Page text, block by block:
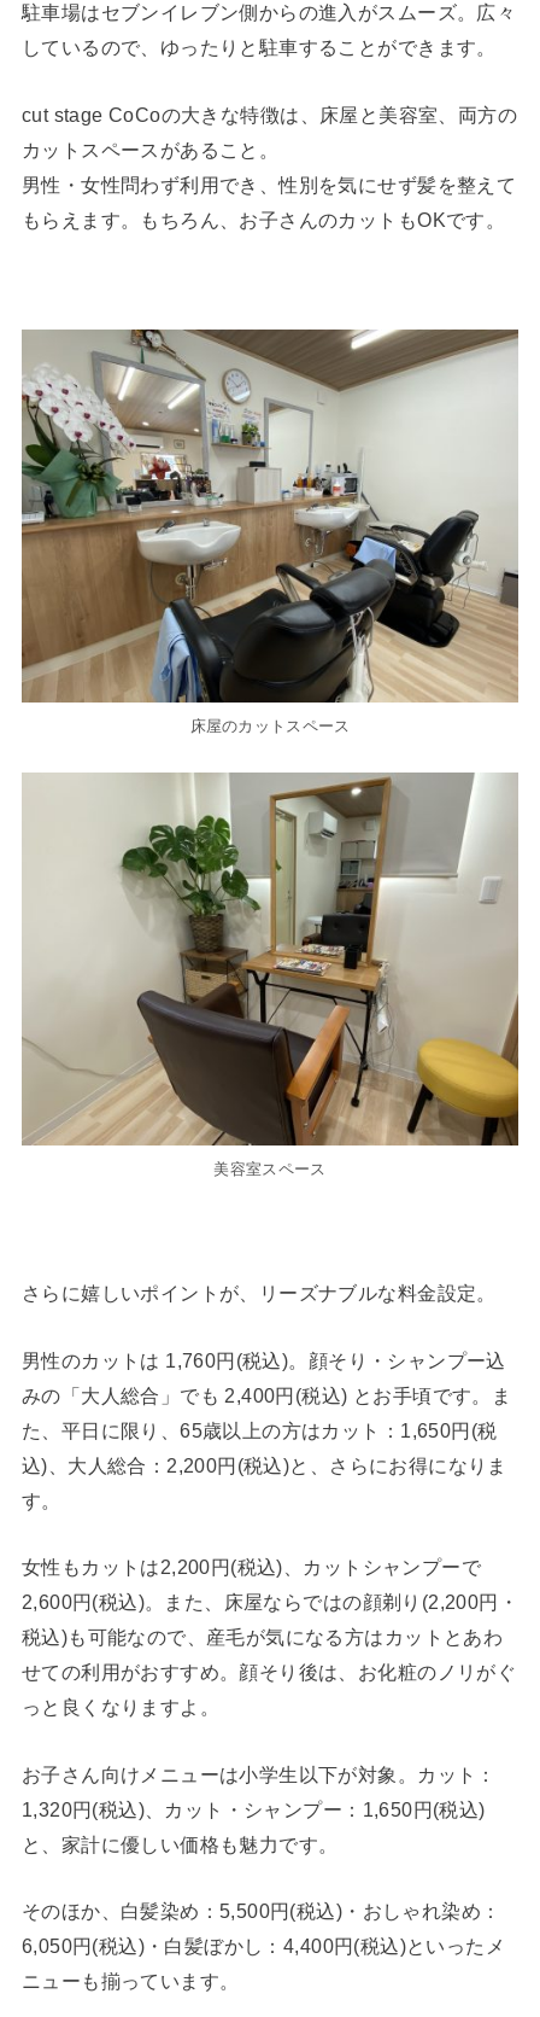
駐車場はセブンイレブン側からの進入がスムーズ。広々
しているので、ゆったりと駐車することができます。
cut stage CoCoの大きな特徴は、床屋と美容室、両方の
カットスペースがあること。
男性・女性問わず利用でき、性別を気にせず髪を整えて
もらえます。もちろん、お子さんのカットもOKです。
床屋のカットスペース
美容室スペース
さらに嬉しいポイントが、リーズナブルな料金設定。
男性のカットは 1,760円(税込)。顔そり・シャンプー込
みの「大人総合」でも 2,400円(税込) とお手頃です。ま
た、平日に限り、65歳以上の方はカット：1,650円(税
込)、大人総合：2,200円(税込)と、さらにお得になりま
す。
女性もカットは2,200円(税込)、カットシャンプーで
2,600円(税込)。また、床屋ならではの顔剃り(2,200円・
税込)も可能なので、産毛が気になる方はカットとあわ
せての利用がおすすめ。顔そり後は、お化粧のノリがぐ
っと良くなりますよ。
お子さん向けメニューは小学生以下が対象。カット：
1,320円(税込)、カット・シャンプー：1,650円(税込)
と、家計に優しい価格も魅力です。
そのほか、白髪染め：5,500円(税込)・おしゃれ染め：
6,050円(税込)・白髪ぼかし：4,400円(税込)といったメ
ニューも揃っています。